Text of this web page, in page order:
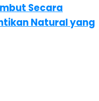
Secara
Natural yang